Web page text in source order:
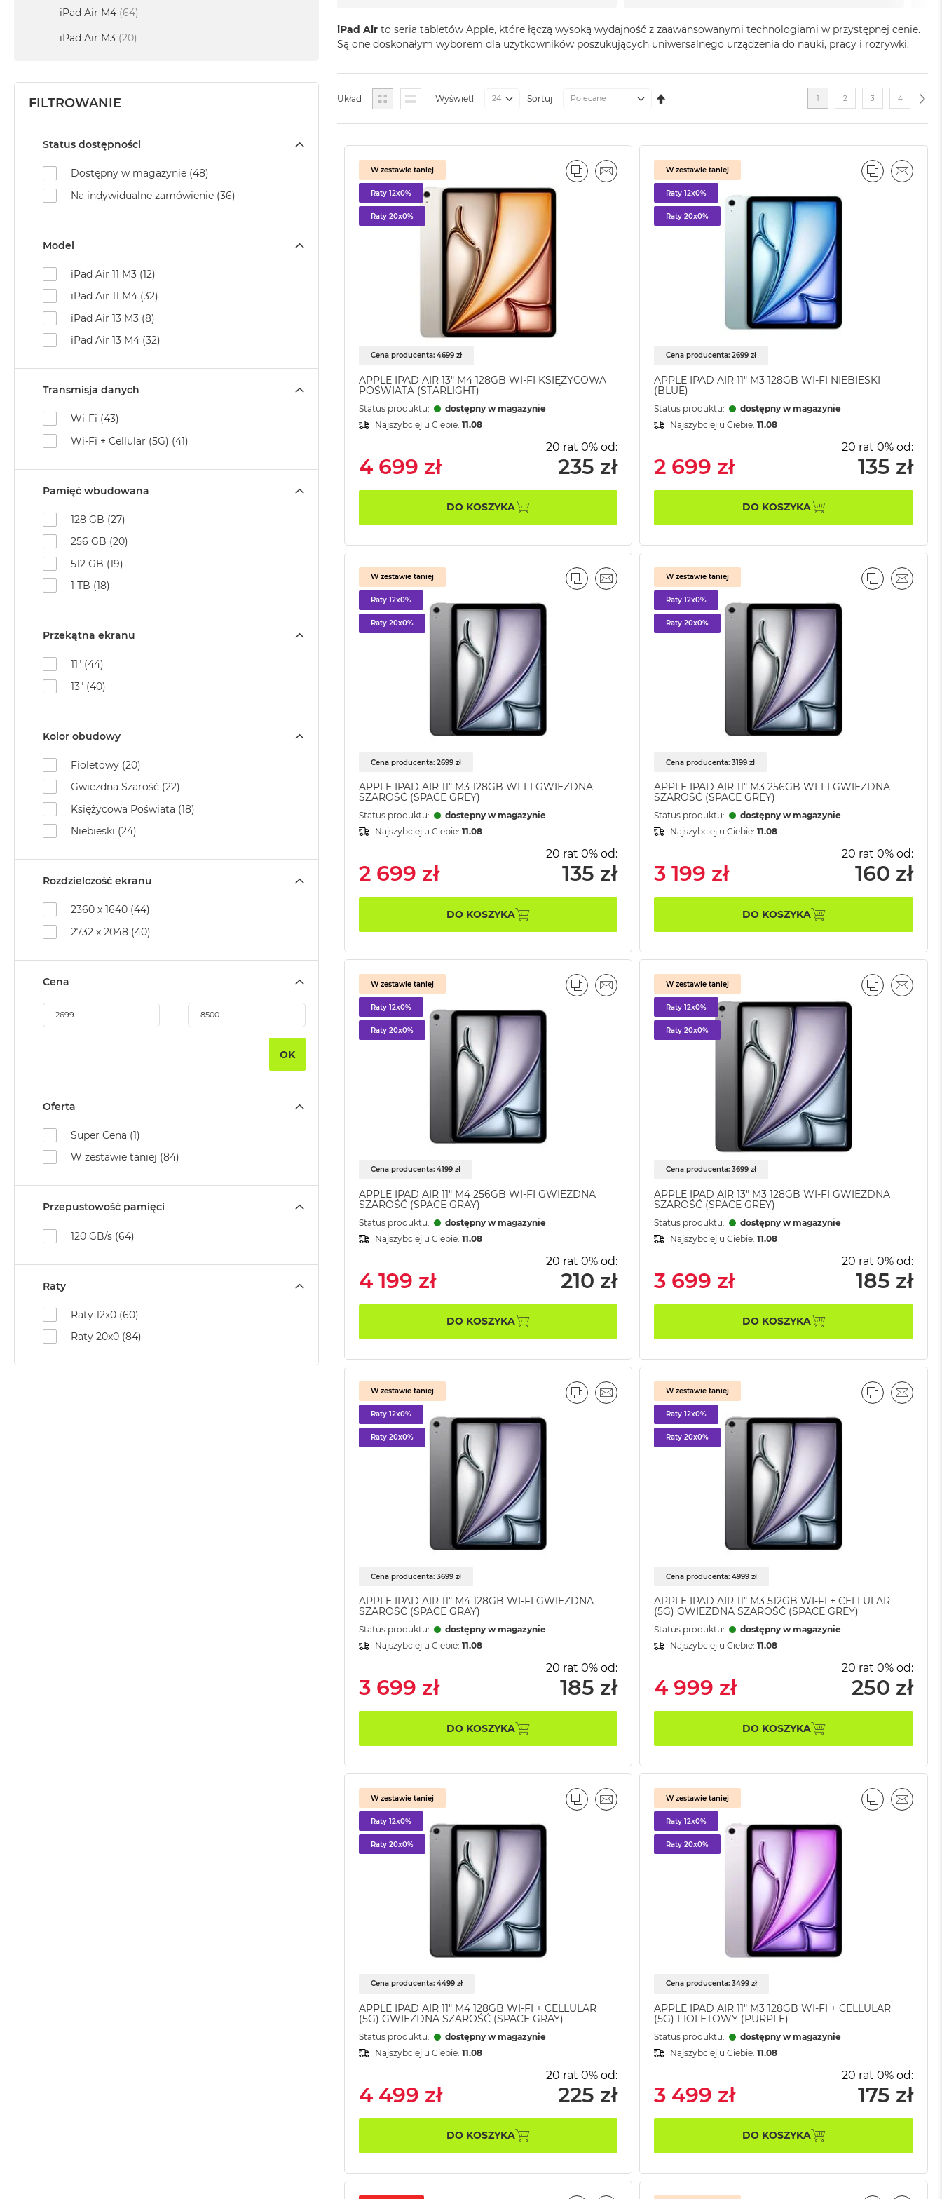
MacBook
Indygo
Neo
Srebrny
dysku
MacBook
Neo
MacBook
512GB
MacBook
MacBook
MacBook
MacBook
MacBook
MacBook
Według
MacBook
Błękitny
MacBook
szarość
MacBook
Księżycowa
Poświata
Północ
MacBook
Srebrny
MacBook
Według
pamięci
RAM
MacBook
16GB
MacBook
24GB
RAM
MacBook
dysku
iPad Airto seria tabletów Apple, które łączą wysoką wydajność z zaawansowanymi technologiami w przystępnej cenie.
Są one doskonałym wyborem dla użytkowników poszukujących uniwersalnego urządzenia do nauki, pracy i rozrywki.
Strona
Aktualnie czytasz stronę
1 Strona
2 Strona
3 Strona
4
Układ SiatkaListaWyświetl Sortuj
MALEJĄCY
Cena producenta: 4699 zł
W zestawie taniej
Raty 12x0%
Raty 20x0%
APPLE IPAD AIR 13" M4 128GB WI-FI KSIĘŻYCOWA
POŚWIATA (STARLIGHT)
Status produktu:
dostępny w magazynie
Najszybciej u Ciebie: 11.08
4 699 zł
20 rat 0% od:
235 zł
DO KOSZYKA
PORÓWNAJ
EMAIL
Cena producenta: 2699 zł
W zestawie taniej
Raty 12x0%
Raty 20x0%
APPLE IPAD AIR 11" M3 128GB WI-FI NIEBIESKI
(BLUE)
Status produktu:
dostępny w magazynie
Najszybciej u Ciebie:11.08
2 699 zł
20 rat 0% od:
135 zł
DO KOSZYKA
PORÓWNAJ
EMAIL
Cena producenta: 2699 zł
W zestawie taniej
Raty 12x0%
Raty 20x0%
APPLE IPAD AIR 11" M3 128GB WI-FI GWIEZDNA
SZAROŚĆ (SPACE GREY)
Status produktu:
dostępny w magazynie
Najszybciej u Ciebie: 11.08
2 699 zł
20 rat 0% od:
135 zł
DO KOSZYKA
PORÓWNAJ
EMAIL
W zestawie taniej
Raty 12x0%
Raty 20x0%
Cena producenta: 3199 zł
APPLE IPAD AIR 11" M3 256GB WI-FI GWIEZDNA
SZAROŚĆ (SPACE GREY)
Status produktu:
dostępny w magazynie
Najszybciej u Ciebie:11.08
3 199 zł
20 rat 0% od:
160 zł
DO KOSZYKA
PORÓWNAJ
EMAIL
W zestawie taniej
Raty 12x0%
Raty 20x0%
Cena producenta: 4199 zł
APPLE IPAD AIR 11" M4 256GB WI-FI GWIEZDNA
SZAROŚĆ (SPACE GRAY)
Status produktu:
dostępny w magazynie
Najszybciej u Ciebie: 11.08
4 199 zł
20 rat 0% od:
210 zł
DO KOSZYKA
PORÓWNAJ
EMAIL
Cena producenta: 3699 zł
W zestawie taniej
Raty 12x0%
Raty 20x0%
APPLE IPAD AIR 13" M3 128GB WI-FI GWIEZDNA
SZAROŚĆ (SPACE GREY)
Status produktu:
dostępny w magazynie
Najszybciej u Ciebie:11.08
3 699 zł
20 rat 0% od:
185 zł
DO KOSZYKA
PORÓWNAJ
EMAIL
W zestawie taniej
Raty 12x0%
Raty 20x0%
Cena producenta: 3699 zł
APPLE IPAD AIR 11" M4 128GB WI-FI GWIEZDNA
SZAROŚĆ (SPACE GRAY)
Status produktu:
dostępny w magazynie
Najszybciej u Ciebie: 11.08
3 699 zł
20 rat 0% od:
185 zł
DO KOSZYKA
PORÓWNAJ
EMAIL
W zestawie taniej
Raty 12x0%
Raty 20x0%
Cena producenta: 4999 zł
APPLE IPAD AIR 11" M3 512GB WI-FI + CELLULAR
(5G) GWIEZDNA SZAROŚĆ (SPACE GREY)
Status produktu:
dostępny w magazynie
Najszybciej u Ciebie:11.08
4 999 zł
20 rat 0% od:
250 zł
DO KOSZYKA
PORÓWNAJ
EMAIL
Cena producenta: 4499 zł
W zestawie taniej
Raty 12x0%
Raty 20x0%
APPLE IPAD AIR 11" M4 128GB WI-FI + CELLULAR
(5G) GWIEZDNA SZAROŚĆ (SPACE GRAY)
Status produktu:
dostępny w magazynie
Najszybciej u Ciebie: 11.08
4 499 zł
20 rat 0% od:
225 zł
DO KOSZYKA
PORÓWNAJ
EMAIL
W zestawie taniej
Raty 12x0%
Raty 20x0%
Cena producenta: 3499 zł
APPLE IPAD AIR 11" M3 128GB WI-FI + CELLULAR
(5G) FIOLETOWY (PURPLE)
Status produktu:
dostępny w magazynie
Najszybciej u Ciebie:11.08
3 499 zł
20 rat 0% od:
175 zł
DO KOSZYKA
PORÓWNAJ
EMAIL
iPad Air M4 (64)
iPad Air M3 (20)
FILTROWANIE
Status dostępności
Dostępny w magazynie (48)
Na indywidualne zamówienie (36)
Model
iPad Air 11 M3 (12)
iPad Air 11 M4 (32)
iPad Air 13 M3 (8)
iPad Air 13 M4 (32)
Transmisja danych
Wi-Fi (43)
Wi-Fi + Cellular (5G) (41)
Pamięć wbudowana
128 GB (27)
256 GB (20)
512 GB (19)
1 TB (18)
Przekątna ekranu
11" (44)
13" (40)
Kolor obudowy
Fioletowy (20)
Gwiezdna Szarość (22)
Księżycowa Poświata (18)
Niebieski (24)
Rozdzielczość ekranu
2360 x 1640 (44)
2732 x 2048 (40)
Cena
-
OK
Oferta
Super Cena (1)
W zestawie taniej (84)
Przepustowość pamięci
120 GB/s (64)
Raty
Raty 12x0 (60)
Raty 20x0 (84)